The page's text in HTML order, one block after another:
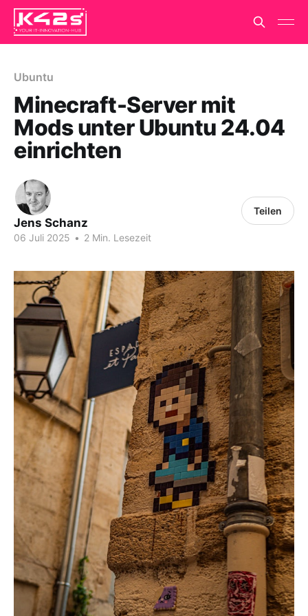
Ubuntu
Minecraft-Server mit
Mods unter Ubuntu 24.04
einrichten
Jens Schanz
06 Juli 2025 • 2 Min. Lesezeit
Teilen